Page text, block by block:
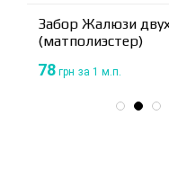
Забор Жалюзи
(матполиэстер)
78 грн за 1 м.п.